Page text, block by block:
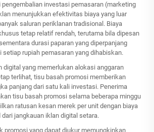
pengembalian investasi pemasaran (marketing
menunjukkan efektivitas biaya yang luar
saluran periklanan tradisional. Biaya
tetap relatif rendah, terutama bila dipesan
durasi paparan yang diperpanjang
rupiah pemasaran yang dihabiskan.
digital yang memerlukan alokasi anggaran
terlihat, tisu basah promosi memberikan
panjang dari satu kali investasi. Penerima
tisu basah promosi selama beberapa minggu
ratusan kesan merek per unit dengan biaya
dari jangkauan iklan digital setara.
promosi yang dapat diukur memungkinkan